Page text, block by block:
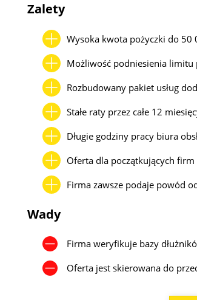
Zalety
Wysoka kwota pożyczki do 50
Możliwość podniesienia limitu
Rozbudowany pakiet usług
Stałe raty przez całe 12
Długie godziny pracy biura
Oferta dla początkujących
Firma zawsze podaje powód
Wady
Firma weryfikuje bazy
Oferta jest skierowana do